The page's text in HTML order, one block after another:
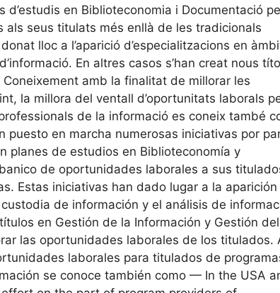
en Biblioteconomia i Documentació
als seus titulats més enllà de les tradicionals
lloc a l’aparició d’especialitzacions en
En altres casos s’han creat nous
amb la finalitat de millorar les
la millora del ventall d’oportunitats laborals
de la informació es coneix també
puesto en marcha numerosas iniciativas por
planes de estudios en Biblioteconomía y
de oportunidades laborales a sus
Estas iniciativas han dado lugar a la aparición
de información y el análisis de
en Gestión de la Información y Gestión del
las oportunidades laborales de los titulados.
laborales para titulados de
se conoce también como — In the USA